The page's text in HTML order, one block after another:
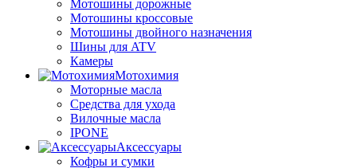
Мотошины дорожные
Мотошины кроссовые
Мотошины двойного назначения
Шины для ATV
Камеры
Мотохимия
Моторные масла
Средства для ухода
Вилочные масла
IPONE
Аксессуары
Кофры и сумки